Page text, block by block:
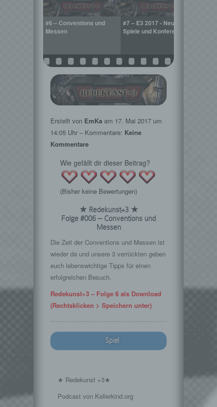
#6 – Conventions und
Messen
#7 – E3 2017 - Neue
Spiele und Konferenzen
Erstellt von EmKa am 17. Mai 2017 um
14:05 Uhr – Kommentare: Keine
Kommentare
Wie gefällt dir dieser Beitrag?
(Bisher keine Bewertungen)
★ Redekunst+3 ★
Folge #006 – Conventions und
Messen
Die Zeit der Conventions und Messen ist
wieder da und unsere 3 verrückten geben
euch lebenswichtige Tipps für einen
erfolgreichen Besuch.
Redekunst+3 – Folge 6 als Download
(Rechtsklicken > Speichern unter)
Spiel
★ Redekunst +3★
Podcast von Kellerkind.org